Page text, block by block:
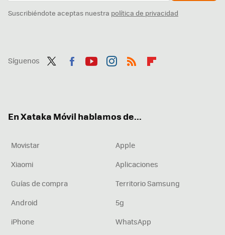
Suscribiéndote aceptas nuestra política de privacidad
Síguenos
En Xataka Móvil hablamos de...
Movistar
Apple
Xiaomi
Aplicaciones
Guías de compra
Territorio Samsung
Android
5g
iPhone
WhatsApp